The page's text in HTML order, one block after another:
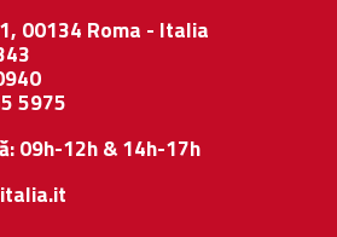
00134 Roma - Italia
5975
09h-12h & 14h-17h